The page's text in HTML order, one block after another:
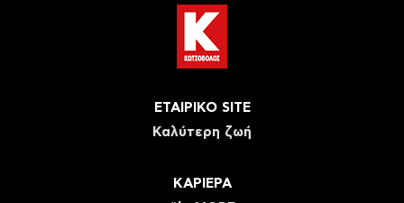
ΕΤΑΙΡΙΚΟ SITE
Καλύτερη ζωή
ΚΑΡΙΕΡΑ